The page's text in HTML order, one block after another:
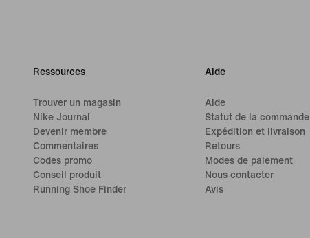
Ressources
Trouver un magasin
Nike Journal
Devenir membre
Commentaires
Codes promo
Conseil produit
Running Shoe Finder
Aide
Aide
Statut de la commande
Expédition et livraison
Retours
Modes de paiement
Nous contacter
Avis